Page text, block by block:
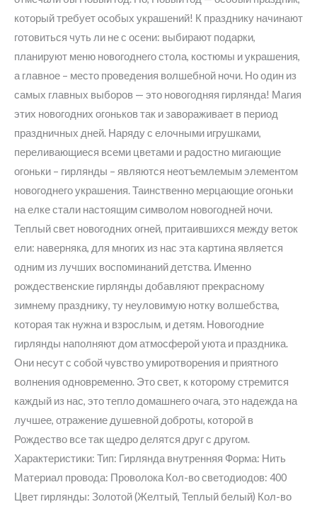
который требует особых украшений! К празднику начинают
готовиться чуть ли не с осени: выбирают подарки,
планируют меню новогоднего стола, костюмы и украшения,
а главное – место проведения волшебной ночи. Но один из
самых главных выборов — это новогодняя гирлянда! Магия
этих новогодних огоньков так и завораживает в период
праздничных дней. Наряду с елочными игрушками,
переливающиеся всеми цветами и радостно мигающие
огоньки – гирлянды – являются неотъемлемым элементом
новогоднего украшения. Таинственно мерцающие огоньки
на елке стали настоящим символом новогодней ночи.
Теплый свет новогодних огней, притаившихся между веток
ели: наверняка, для многих из нас эта картина является
одним из лучших воспоминаний детства. Именно
рождественские гирлянды добавляют прекрасному
зимнему празднику, ту неуловимую нотку волшебства,
которая так нужна и взрослым, и детям. Новогодние
гирлянды наполняют дом атмосферой уюта и праздника.
Они несут с собой чувство умиротворения и приятного
волнения одновременно. Это свет, к которому стремится
каждый из нас, это тепло домашнего очага, это надежда на
лучшее, отражение душевной доброты, которой в
Рождество все так щедро делятся друг с другом.
Характеристики: Тип: Гирлянда внутренняя Форма: Нить
Материал провода: Проволока Кол-во светодиодов: 400
Цвет гирлянды: Золотой (Желтый, Теплый белый) Кол-во